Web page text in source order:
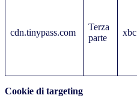
cdn.tinypass.com
Terza
parte
xbc
Cookie di targeting